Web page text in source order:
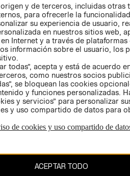
AVISO DE
y de terceros, incluidas otras
para ofrecerle la
su experiencia de usuario,
en nuestros sitios web,
Internet y a través de plataformas
información sobre el usuario, los
todas”, acepta y está de acuerdo
como nuestros socios
se bloquean las cookies
y funciones personalizadas.
y servicios” para personalizar
y uso compartido de datos para
de cookies y uso compartido de
ACEPTAR TODO